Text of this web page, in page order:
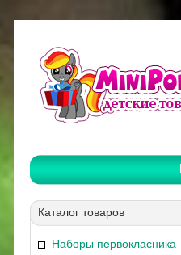
Каталог товаров
Наборы первокласника